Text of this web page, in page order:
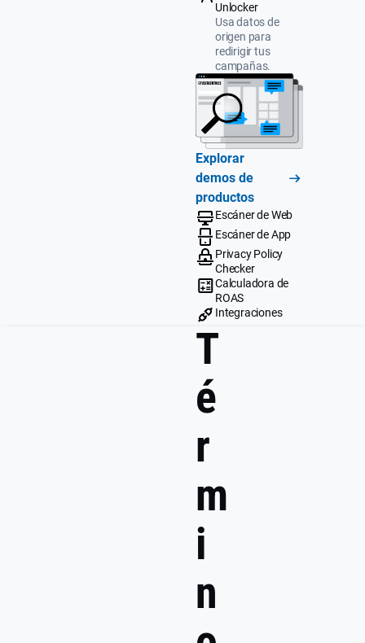
Unlocker
Usa datos de
origen para
redirigir tus
campañas.
Explorar
demos de
productos
Escáner de Web
Escáner de App
Privacy Policy
Checker
Calculadora de
ROAS
Integraciones
T
é
r
m
i
n